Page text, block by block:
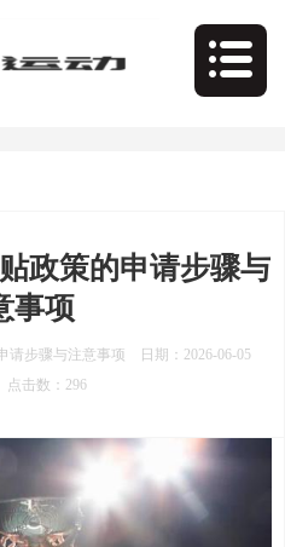
政策的申请步骤与
事项
请步骤与注意事项 日期：2026-06-05
击数： 296